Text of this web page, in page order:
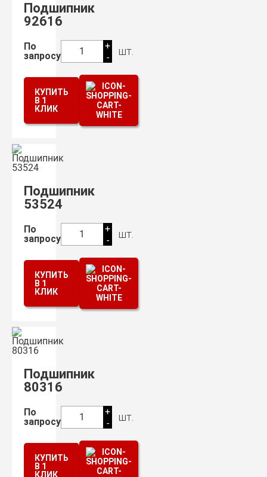
Подшипник
92616
По
запросу
1
+
-
шт.
КУПИТЬ
В 1
КЛИК
Подшипник
53524
По
запросу
1
+
-
шт.
КУПИТЬ
В 1
КЛИК
Подшипник
80316
По
запросу
1
+
-
шт.
КУПИТЬ
В 1
КЛИК